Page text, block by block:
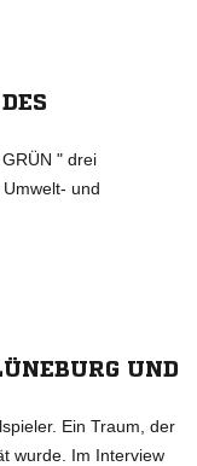
" drei
und
UND
Ein Traum, der
wurde. Im Interview